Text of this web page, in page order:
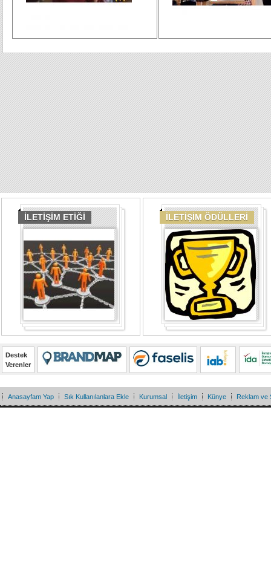
İLETİŞİM ETİĞİ İLETİŞİM ÖDÜLLERİ
Destek
Verenler
Anasayfam Yap Sık Kullanılanlara Ekle Kurumsal İletişim Künye Reklam ve